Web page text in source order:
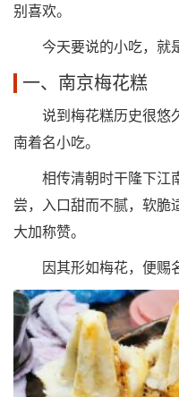
别喜欢。
今天要说的小吃，就是
一、南京梅花糕
说到梅花糕历史很悠
南着名小吃。
相传清朝时干隆下江
尝，入口甜而不腻，软脆
大加称赞。
因其形如梅花，便赐名